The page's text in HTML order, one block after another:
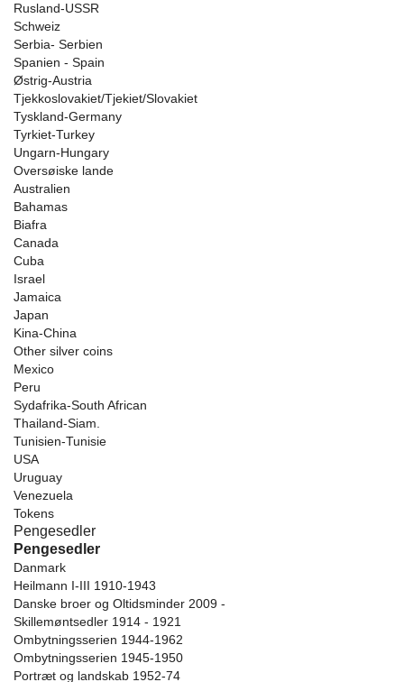
Rusland-USSR
Schweiz
Serbia- Serbien
Spanien - Spain
Østrig-Austria
Tjekkoslovakiet/Tjekiet/Slovakiet
Tyskland-Germany
Tyrkiet-Turkey
Ungarn-Hungary
Oversøiske lande
Australien
Bahamas
Biafra
Canada
Cuba
Israel
Jamaica
Japan
Kina-China
Other silver coins
Mexico
Peru
Sydafrika-South African
Thailand-Siam.
Tunisien-Tunisie
USA
Uruguay
Venezuela
Tokens
Pengesedler
Pengesedler
Danmark
Heilmann I-III 1910-1943
Danske broer og Oltidsminder 2009 -
Skillemøntsedler 1914 - 1921
Ombytningsserien 1944-1962
Ombytningsserien 1945-1950
Portræt og landskab 1952-74